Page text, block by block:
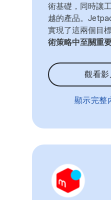
術基礎，同時讓
越的產品。
實現了這兩個目
術策略中至關重
觀看影
顯示完整